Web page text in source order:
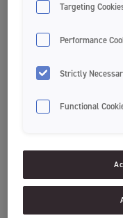
0-2 éveseknek
A megfelelő szájápolást
Targeting
Performance
Strictly
Functional